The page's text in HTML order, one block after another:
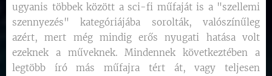
ugyanis többek között a sci-fi műfaját is a "szellemi
szennyezés" kategóriájába sorolták, valószínűleg
azért, mert még mindig erős nyugati hatása volt
ezeknek a műveknek. Mindennek következtében a
legtöbb író más műfajra tért át, vagy teljesen